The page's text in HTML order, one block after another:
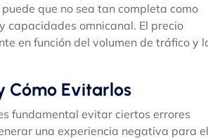
que no sea tan completa como
capacidades omnicanal. El precio
en función del volumen de tráfico y
Cómo Evitarlos
fundamental evitar ciertos errores
una experiencia negativa para el